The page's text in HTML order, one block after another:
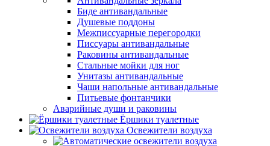
Биде антивандальные
Душевые поддоны
Межписсуарные перегородки
Писсуары антивандальные
Раковины антивандальные
Стальные мойки для ног
Унитазы антивандальные
Чаши напольные антивандальные
Питьевые фонтанчики
Аварийные души и раковины
Ёршики туалетные
Освежители воздуха